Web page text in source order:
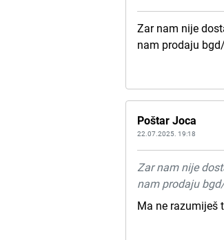
Zar nam nije
nam prodaju
Poštar Joca
22.07.2025. 19:18
Zar nam nije
nam prodaju
Ma ne razumiješ